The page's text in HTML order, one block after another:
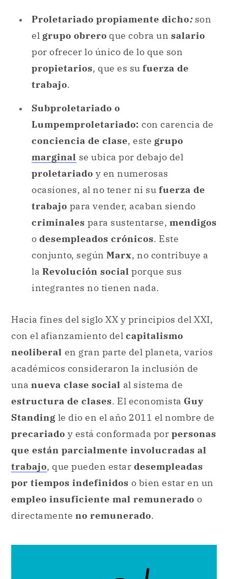
Proletariado propiamente dicho: son
el grupo obrero que cobra un salario
por ofrecer lo único de lo que son
propietarios, que es su fuerza de
trabajo.
Subproletariado o
Lumpemproletariado: con carencia de
conciencia de clase, este grupo
marginal se ubica por debajo del
proletariado y en numerosas
ocasiones, al no tener ni su fuerza de
trabajo para vender, acaban siendo
criminales para sustentarse, mendigos
o desempleados crónicos. Este
conjunto, según Marx, no contribuye a
la Revolución social porque sus
integrantes no tienen nada.
Hacia fines del siglo XX y principios del XXI,
con el afianzamiento del capitalismo
neoliberal en gran parte del planeta, varios
académicos consideraron la inclusión de
una nueva clase social al sistema de
estructura de clases. El economista Guy
Standing le dio en el año 2011 el nombre de
precariado y está conformada por personas
que están parcialmente involucradas al
trabajo, que pueden estar desempleadas
por tiempos indefinidos o bien estar en un
empleo insuficiente mal remunerado o
directamente no remunerado.